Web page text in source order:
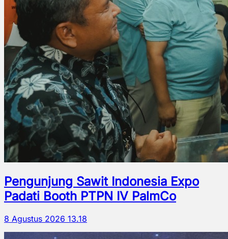
Pengunjung Sawit Indonesia Expo
Padati Booth PTPN IV PalmCo
8 Agustus 2026 13.18